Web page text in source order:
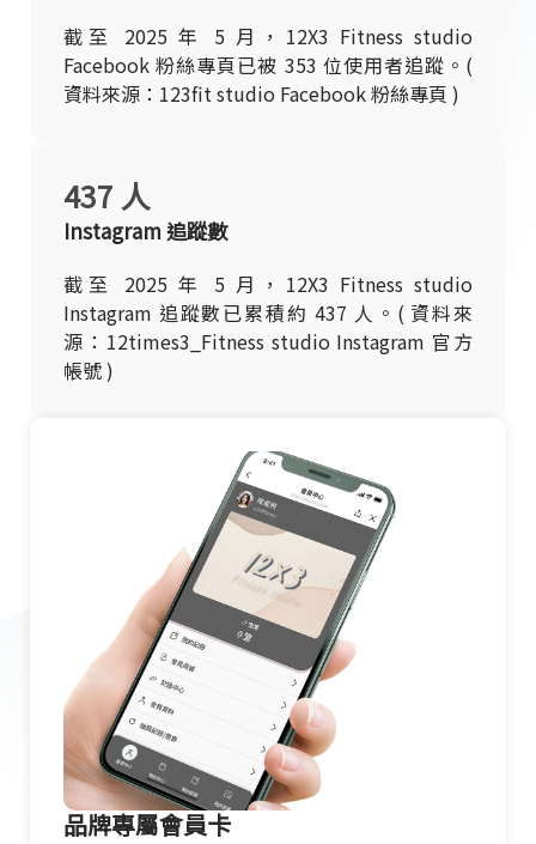
截至 2025 年 5 月，12X3 Fitness studio
Facebook 粉絲專頁已被 353 位使用者追蹤。(
資料來源：123fit studio Facebook 粉絲專頁 )
Instagram 追蹤數
截至 2025 年 5 月，12X3 Fitness studio
Instagram 追蹤數已累積約 437 人。( 資料來
源：12times3_Fitness studio Instagram 官方
帳號 )
437 人
品牌專屬會員卡